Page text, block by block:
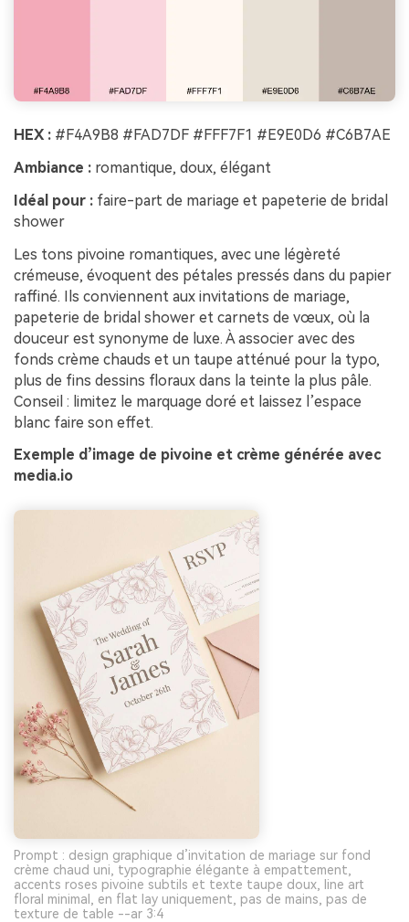
HEX : #F4A9B8 #FAD7DF #FFF7F1 #E9E0D6 #C6B7AE
Ambiance : romantique, doux, élégant
Idéal pour : faire-part de mariage et papeterie de bridal
shower
Les tons pivoine romantiques, avec une légèreté
crémeuse, évoquent des pétales pressés dans du papier
raffiné. Ils conviennent aux invitations de mariage,
papeterie de bridal shower et carnets de vœux, où la
douceur est synonyme de luxe. À associer avec des
fonds crème chauds et un taupe atténué pour la typo,
plus de fins dessins floraux dans la teinte la plus pâle.
Conseil : limitez le marquage doré et laissez l’espace
blanc faire son effet.
Exemple d’image de pivoine et crème générée avec
media.io
Prompt : design graphique d’invitation de mariage sur fond
crème chaud uni, typographie élégante à empattement,
accents roses pivoine subtils et texte taupe doux, line art
floral minimal, en flat lay uniquement, pas de mains, pas de
texture de table --ar 3:4